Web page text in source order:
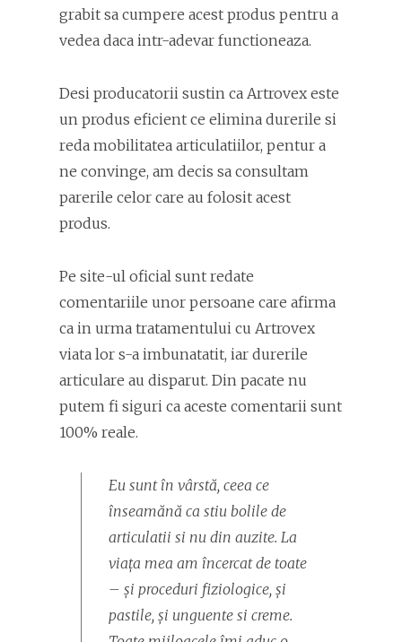
grabit sa cumpere acest produs pentru a
vedea daca intr-adevar functioneaza.
Desi producatorii sustin ca Artrovex este
un produs eficient ce elimina durerile si
reda mobilitatea articulatiilor, pentur a
ne convinge, am decis sa consultam
parerile celor care au folosit acest
produs.
Pe site-ul oficial sunt redate
comentariile unor persoane care afirma
ca in urma tratamentului cu Artrovex
viata lor s-a imbunatatit, iar durerile
articulare au disparut. Din pacate nu
putem fi siguri ca aceste comentarii sunt
100% reale.
Eu sunt în vârstă, ceea ce
înseamănă ca stiu bolile de
articulatii si nu din auzite. La
viața mea am încercat de toate
– și proceduri fiziologice, și
pastile, și unguente si creme.